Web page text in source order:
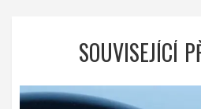
SOUVISEJÍCÍ